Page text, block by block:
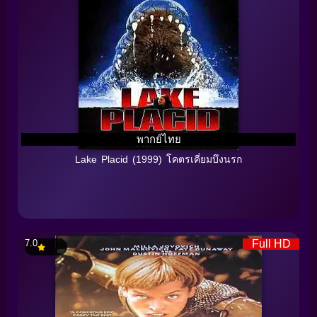
พากย์ไทย
Lake Placid (1999) โคตรเคี่ยมบึงนรก
Full HD
7.0